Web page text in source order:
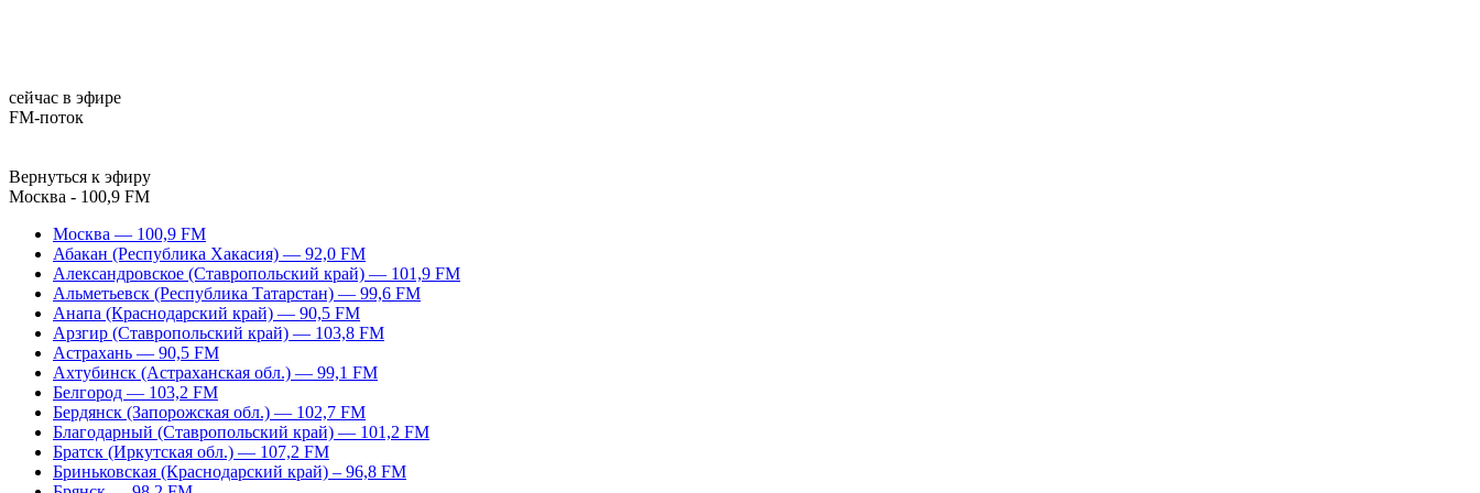
сейчас в эфире
FM-поток
Вернуться к эфиру
Москва - 100,9 FM
Москва — 100,9 FM
Абакан (Республика Хакасия) — 92,0 FM
Александровское (Ставропольский край) — 101,9 FM
Альметьевск (Республика Татарстан) — 99,6 FM
Анапа (Краснодарский край) — 90,5 FM
Арзгир (Ставропольский край) — 103,8 FM
Астрахань — 90,5 FM
Ахтубинск (Астраханская обл.) — 99,1 FM
Белгород — 103,2 FM
Бердянск (Запорожская обл.) — 102,7 FM
Благодарный (Ставропольский край) — 101,2 FM
Братск (Иркутская обл.) — 107,2 FM
Бриньковская (Краснодарский край) – 96,8 FM